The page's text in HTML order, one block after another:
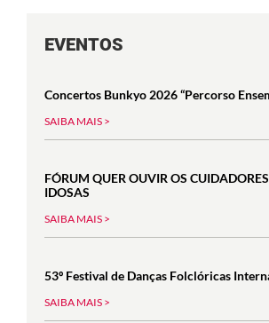
EVENTOS
Concertos Bunkyo 2026 “Percorso
SAIBA MAIS >
FÓRUM QUER OUVIR OS
IDOSAS
SAIBA MAIS >
53º Festival de Danças Folclóricas
SAIBA MAIS >